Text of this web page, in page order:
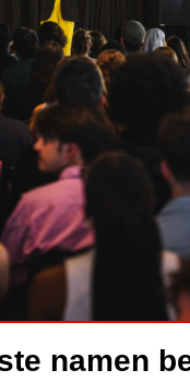
namen